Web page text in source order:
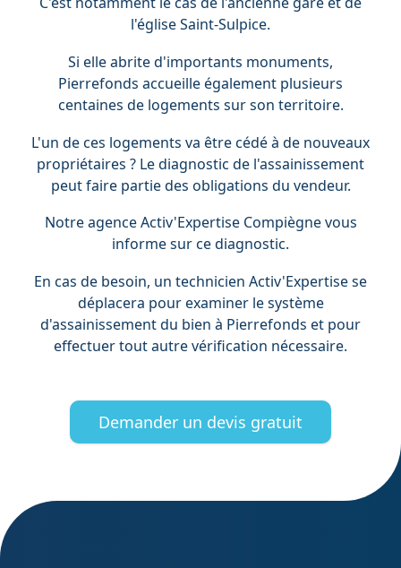
l'église Saint-Sulpice.
Si elle abrite d'importants monuments,
Pierrefonds accueille également plusieurs
centaines de logements sur son territoire.
L'un de ces logements va être cédé à de nouveaux
propriétaires ? Le diagnostic de l'assainissement
peut faire partie des obligations du vendeur.
Notre agence Activ'Expertise Compiègne vous
informe sur ce diagnostic.
En cas de besoin, un technicien Activ'Expertise se
déplacera pour examiner le système
d'assainissement du bien à Pierrefonds et pour
effectuer tout autre vérification nécessaire.
Demander un devis gratuit